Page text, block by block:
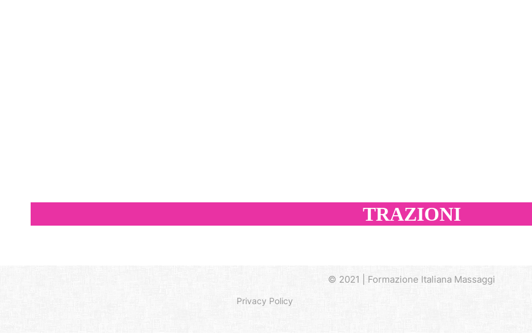
TRAZIONI
© 2021 | Formazione Italiana Massaggi
Privacy Policy